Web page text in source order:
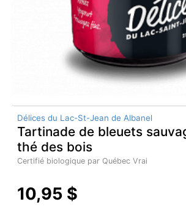
Délices du Lac-St-Jean de Albanel
Tartinade de bleuets
thé des bois
Certifié biologique par Québec Vrai
10,95 $